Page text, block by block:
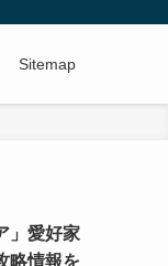
Sitemap
」愛好家
略情報を